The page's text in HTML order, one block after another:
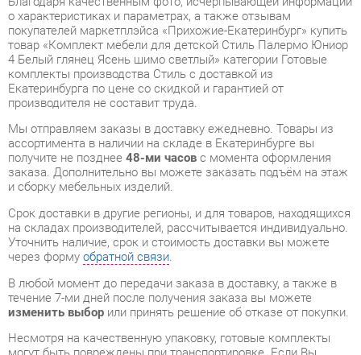
Екатеринбурга по цене со скидкой и гарантией от
производителя не составит труда.
Мы отправляем заказы в доставку ежедневно. Товары из
ассортимента в наличии на складе в Екатеринбурге вы
получите не позднее48-ми часов с момента оформления
заказа. Дополнительно вы можете заказать подъём на этаж
и сборку мебельных изделий.
Срок доставки в другие регионы, и для товаров, находящихся
на складах производителей, рассчитывается индивидуально.
Уточнить наличие, срок и стоимость доставки вы можете
через формуобратной связи.
течение 7-ми дней после получения заказа вы можете
изменить выборили принять решение об отказе от покупки.
Несмотря на качественную упаковку, готовые комплекты
могут быть повреждены при транспортировке. Если Вы
заметили дефект при приёме - мы заменим поврежденную
деталь.Повторная доставкатовара -бесплатна.
На всю мебель категории Готовые комплекты
распространяется гарантия 1 год, а на некоторые модели – 2
года с момента приобретения.